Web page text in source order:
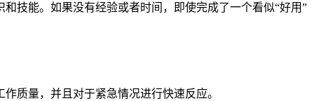
技能。如果没有经验或者时间，即使完成了一个看似“好用”
质量，并且对于紧急情况进行快速反应。